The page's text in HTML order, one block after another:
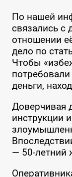
По нашей
связались с
отношении
дело по
Чтобы
деньги,
Доверчивая
инструкции
— 50-летний